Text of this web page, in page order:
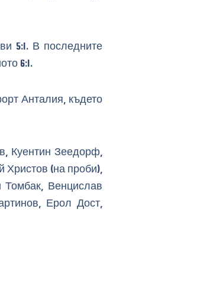
5:1. В последните
6:1.
Анталия, където
Куентин Зеедорф,
Христов (на проби),
Томбак, Венцислав
Ерол Дост,